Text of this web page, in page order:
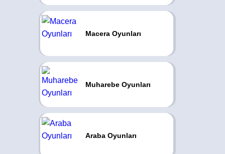
Macera Oyunları
Muharebe Oyunları
Araba Oyunları